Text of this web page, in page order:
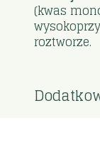
(kwas
roztworze.